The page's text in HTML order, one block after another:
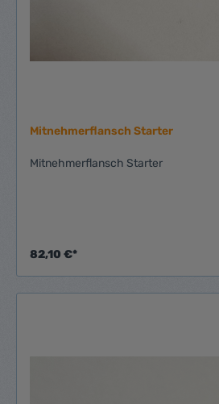
Mitnehmerflansch Starter
Mitnehmerflansch Starter
82,10 €*